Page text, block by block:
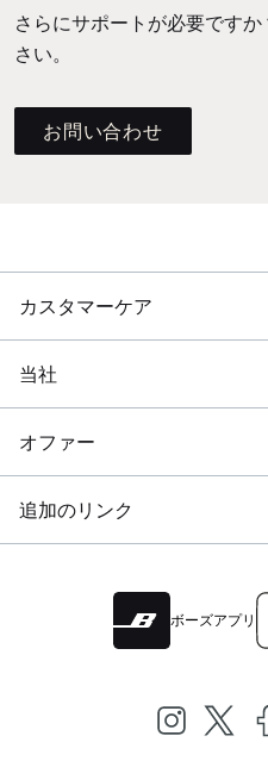
さらにサポートが必要です
さい。
お問い合わせ
カスタマーケア
当社
オファー
追加のリンク
ボーズアプリ